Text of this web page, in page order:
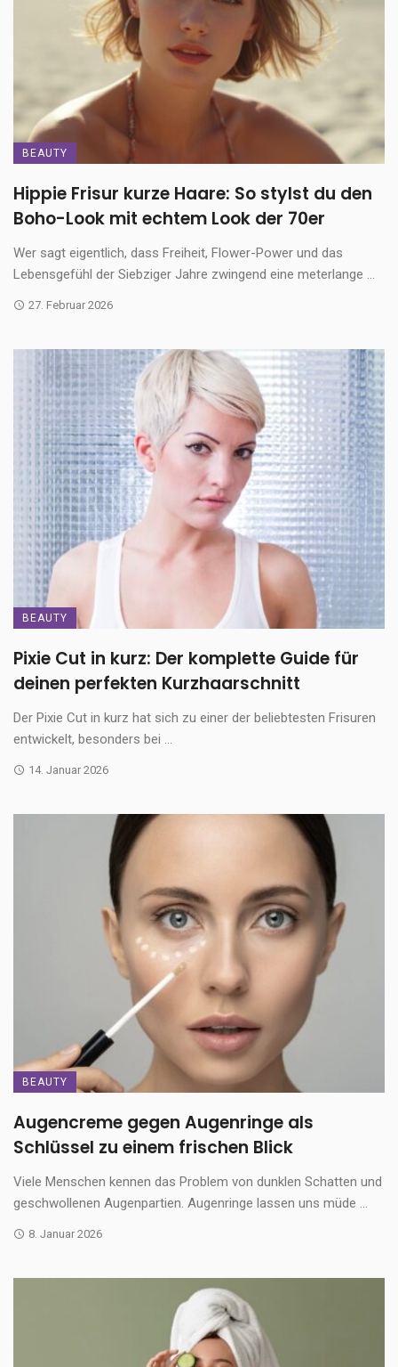
BEAUTY
Hippie Frisur kurze Haare: So stylst du den
Boho-Look mit echtem Look der 70er
Wer sagt eigentlich, dass Freiheit, Flower-Power und das
Lebensgefühl der Siebziger Jahre zwingend eine meterlange ...
27. Februar 2026
BEAUTY
Pixie Cut in kurz: Der komplette Guide für
deinen perfekten Kurzhaarschnitt
Der Pixie Cut in kurz hat sich zu einer der beliebtesten Frisuren
entwickelt, besonders bei ...
14. Januar 2026
BEAUTY
Augencreme gegen Augenringe als
Schlüssel zu einem frischen Blick
Viele Menschen kennen das Problem von dunklen Schatten und
geschwollenen Augenpartien. Augenringe lassen uns müde ...
8. Januar 2026